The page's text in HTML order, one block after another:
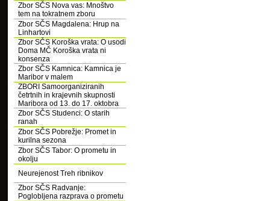
Zbor SČS Nova vas: Mnoštvo
tem na tokratnem zboru
Zbor SČS Magdalena: Hrup na
Linhartovi
Zbor SČS Koroška vrata: O usodi
Doma MČ Koroška vrata ni
konsenza
Zbor SČS Kamnica: Kamnica je
Maribor v malem
ZBORI Samoorganiziranih
četrtnih in krajevnih skupnosti
Maribora od 13. do 17. oktobra
Zbor SČS Studenci: O starih
ranah
Zbor SČS Pobrežje: Promet in
kurilna sezona
Zbor SČS Tabor: O prometu in
okolju
Neurejenost Treh ribnikov
Zbor SČS Radvanje:
Poglobljena razprava o prometu